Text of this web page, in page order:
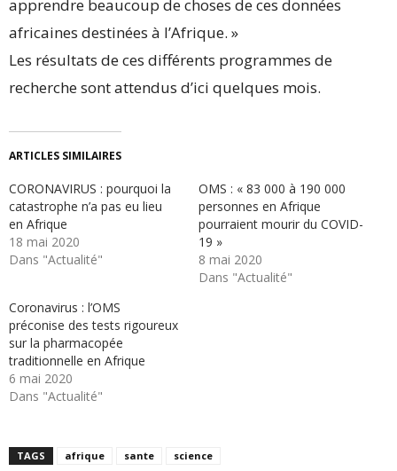
apprendre beaucoup de choses de ces données
africaines destinées à l’Afrique. »
Les résultats de ces différents programmes de
recherche sont attendus d’ici quelques mois.
ARTICLES SIMILAIRES
CORONAVIRUS : pourquoi la
catastrophe n’a pas eu lieu
en Afrique
18 mai 2020
Dans "Actualité"
OMS : « 83 000 à 190 000
personnes en Afrique
pourraient mourir du COVID-
19 »
8 mai 2020
Dans "Actualité"
Coronavirus : l’OMS
préconise des tests rigoureux
sur la pharmacopée
traditionnelle en Afrique
6 mai 2020
Dans "Actualité"
TAGS afrique sante science